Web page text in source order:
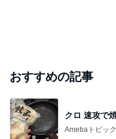
おすすめの記事
クロ 速攻で
Amebaトピッ